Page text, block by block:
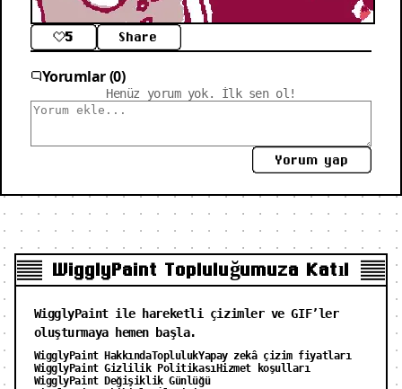
5 Share
Yorumlar (0)
Henüz yorum yok. İlk sen ol!
Yorum yap
WigglyPaint Topluluğumuza Katıl
WigglyPaint ile hareketli çizimler ve GIF’ler
oluşturmaya hemen başla.
WigglyPaint HakkındaToplulukYapay zekâ çizim fiyatları
WigglyPaint Gizlilik PolitikasıHizmet koşulları
WigglyPaint Değişiklik Günlüğü